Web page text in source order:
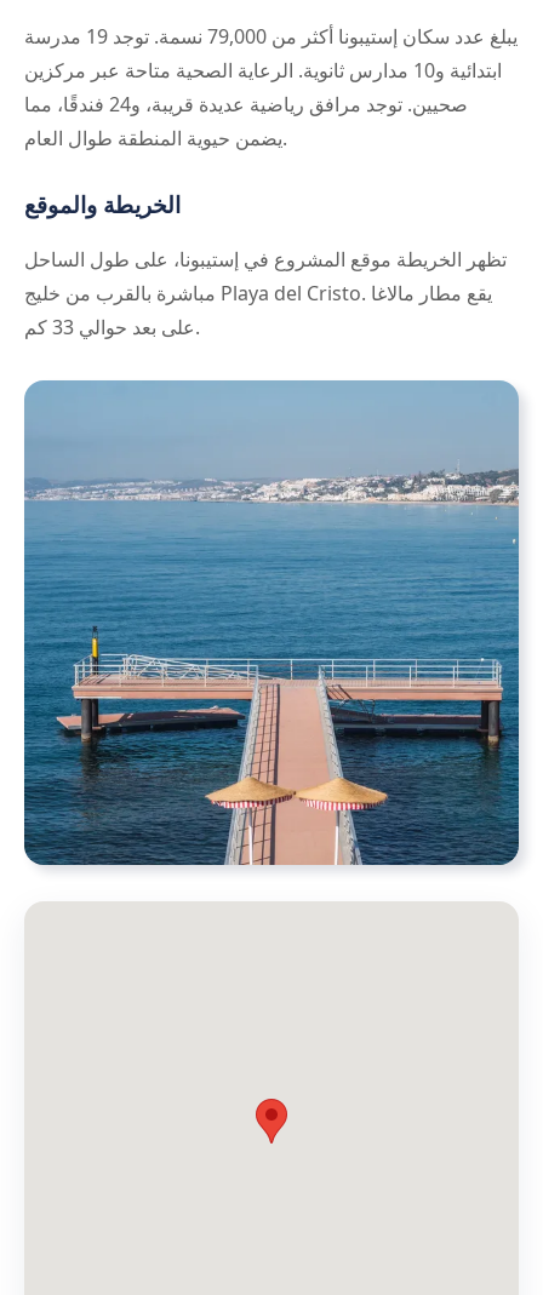
يبلغ عدد سكان إستيبونا أكثر من 79,000 نسمة. توجد 19 مدرسة
ابتدائية و10 مدارس ثانوية. الرعاية الصحية متاحة عبر مركزين
صحيين. توجد مرافق رياضية عديدة قريبة، و24 فندقًا، مما
يضمن حيوية المنطقة طوال العام.
الخريطة والموقع
تظهر الخريطة موقع المشروع في إستيبونا، على طول الساحل
مباشرة بالقرب من خليج Playa del Cristo. يقع مطار مالاغا
على بعد حوالي 33 كم.